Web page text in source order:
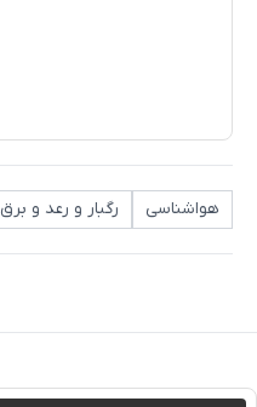
هواشناسی رگبار و رعد و برق